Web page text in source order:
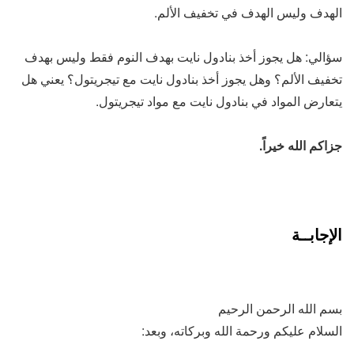
الهدف وليس الهدف في تخفيف الألم.
سؤالي: هل يجوز أخذ بنادول نايت بهدف النوم فقط وليس بهدف
تخفيف الألم؟ وهل يجوز أخذ بنادول نايت مع تيجريتول؟ يعني هل
يتعارض المواد في بنادول نايت مع مواد تيجريتول.
جزاكم الله خيراً.
الإجابــة
بسم الله الرحمن الرحيم
السلام عليكم ورحمة الله وبركاته، وبعد: